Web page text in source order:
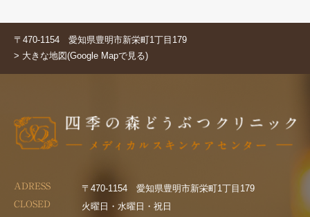
〒470-1154 愛知県豊明市新栄町1丁目179
> 大きな地図(Google Mapで見る)
ADRESS 〒470-1154 愛知県豊明市新栄町1丁目179
CLOSED 火曜日・水曜日・祝日